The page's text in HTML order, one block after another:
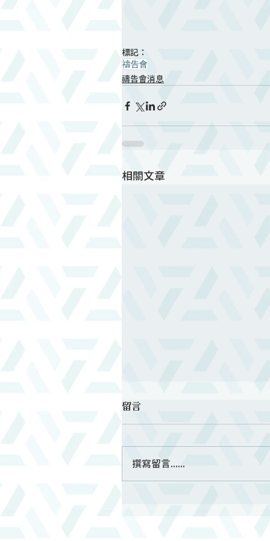
標記：
禱告會
禱告會消息
相關文章
留言
撰寫留言......